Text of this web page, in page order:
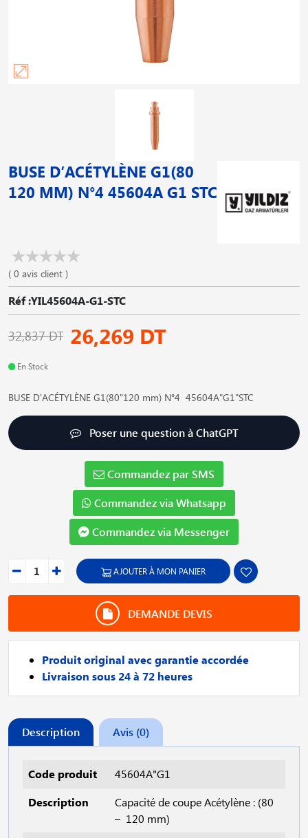
BUSE D′ACÉTYLÈNE G1(80
120 MM) N°4 45604A G1 STC
( 0 avis client )
Réf :YIL45604A-G1-STC
32,837 DT 26,269 DT
En Stock
BUSE D'ACÉTYLÈNE G1(80"120 mm) N°4 45604A"G1"STC
Poser une question à ChatGPT
Commandez par SMS
Commandez via Whatsapp
Commandez via Messenger
AJOUTER À MON PANIER
DEMANDE DEVIS
Produit original avec garantie accordée
Livraison sous 24 à 72 heures
Description Avis (0)
Code produit
45604A"G1
Description
Capacité de coupe Acétylène : (80
– 120 mm)